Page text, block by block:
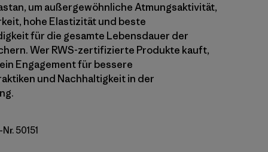
um außergewöhnliche Atmungsaktivität,
hohe Elastizität und beste
für die gesamte Lebensdauer der
Wer RWS-zertifizierte Produkte kauft,
Engagement für bessere
und Nachhaltigkeit in der
Roy: Viking Blue
50151